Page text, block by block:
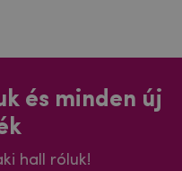
és minden új
hall róluk!